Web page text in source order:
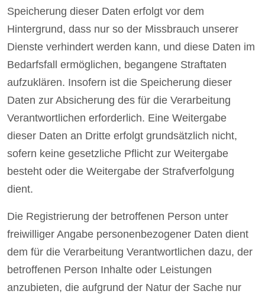
Speicherung dieser Daten erfolgt vor dem
Hintergrund, dass nur so der Missbrauch unserer
Dienste verhindert werden kann, und diese Daten im
Bedarfsfall ermöglichen, begangene Straftaten
aufzuklären. Insofern ist die Speicherung dieser
Daten zur Absicherung des für die Verarbeitung
Verantwortlichen erforderlich. Eine Weitergabe
dieser Daten an Dritte erfolgt grundsätzlich nicht,
sofern keine gesetzliche Pflicht zur Weitergabe
besteht oder die Weitergabe der Strafverfolgung
dient.
Die Registrierung der betroffenen Person unter
freiwilliger Angabe personenbezogener Daten dient
dem für die Verarbeitung Verantwortlichen dazu, der
betroffenen Person Inhalte oder Leistungen
anzubieten, die aufgrund der Natur der Sache nur